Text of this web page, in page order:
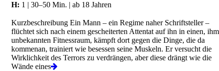
H: 1 | 30–50 Min. | ab 18 Jahren
Kurzbeschreibung Ein Mann – ein Regime naher Schriftsteller –
flüchtet sich nach einem gescheiterten Attentat auf ihn in einen, ihm
unbekannten Fitnessraum, kämpft dort gegen die Dinge, die da
kommenan, trainiert wie besessen seine Muskeln. Er versucht die
Wirklichkeit des Terrors zu verdrängen, aber diese drängt wie die
Wände eines